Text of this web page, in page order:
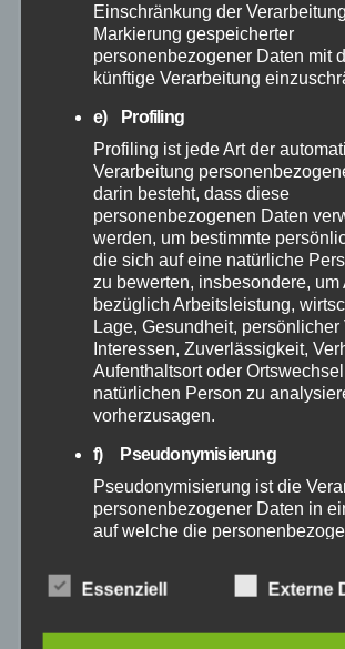
Oktober 2025
September 2025
August 2025
Juli 2025
Juni 2025
Mai 2025
April 2025
März 2025
Februar 2025
Januar 2025
Einschränkung der
Markierung gespeicherter
personenbezogener Daten mit
künftige Verarbeitung
e) Profiling
Profiling ist jede Art der
Verarbeitung
darin besteht, dass diese
personenbezogenen Daten
werden, um bestimmte
die sich auf eine natürliche
zu bewerten, insbesondere, um
bezüglich Arbeitsleistung,
Lage, Gesundheit, persönlicher
Interessen, Zuverlässigkeit,
Aufenthaltsort oder
natürlichen Person zu
vorherzusagen.
f) Pseudonymisierung
Pseudonymisierung ist die
personenbezogener Daten in
auf welche die
Informationen nicht mehr einer
betroffenen Person zugeordnet
Essenziell Externe